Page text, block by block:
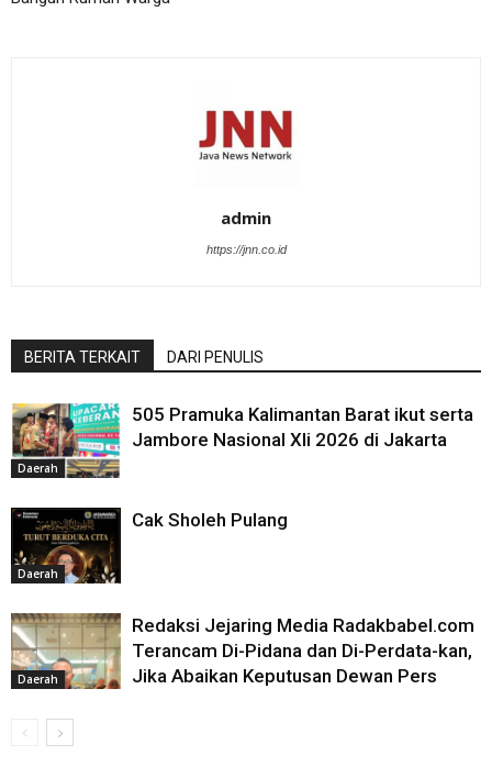
admin
https://jnn.co.id
BERITA TERKAIT DARI PENULIS
Daerah
505 Pramuka Kalimantan Barat ikut serta
Jambore Nasional XIi 2026 di Jakarta
Daerah
Cak Sholeh Pulang
Daerah
Redaksi Jejaring Media Radakbabel.com
Terancam Di-Pidana dan Di-Perdata-kan,
Jika Abaikan Keputusan Dewan Pers